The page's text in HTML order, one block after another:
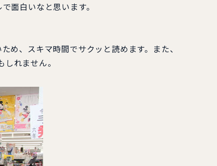
面白いなと思います。
、スキマ時間でサクッと読めます。また、
れません。